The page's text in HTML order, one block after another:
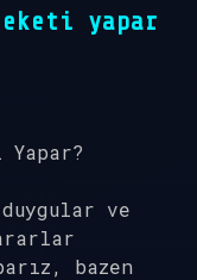
yapar
ve
bazen